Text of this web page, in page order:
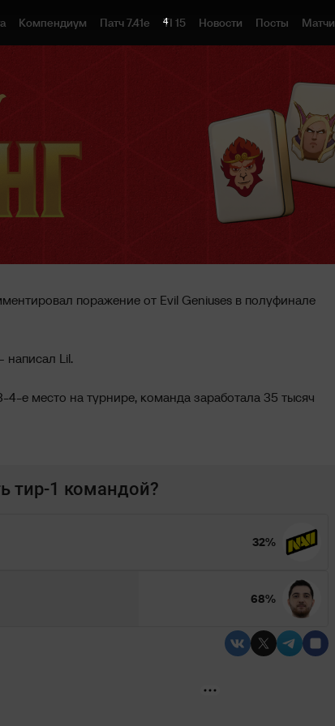
Компендиум Патч 7.41e TI 15 Новости Посты Матчи
поражение от Evil Geniuses в полуфинале
написал Lil.
4-е место на турнире, команда заработала 35 тысяч
тир-1 командой?
32%
68%
3